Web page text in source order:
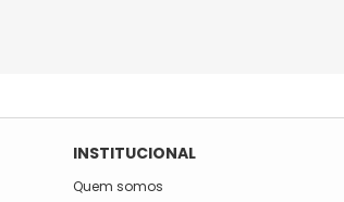
INSTITUCIONAL
Quem somos